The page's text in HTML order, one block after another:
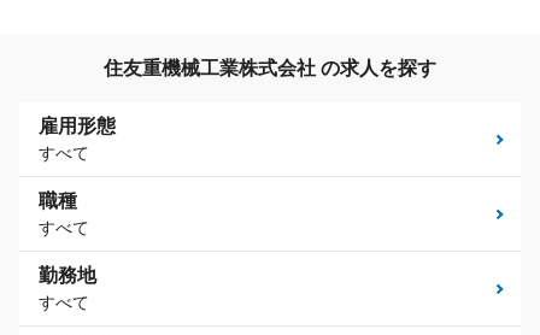
住友重機械工業株式会社 の求人を探す
雇用形態
すべて
職種
すべて
勤務地
すべて